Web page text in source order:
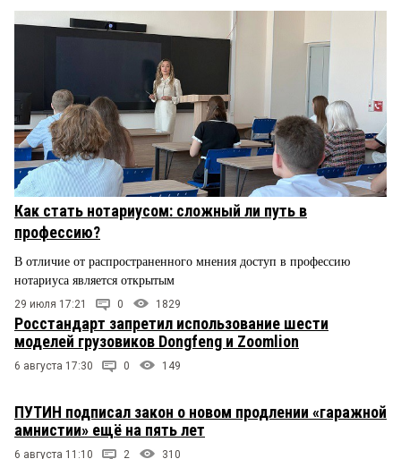
Как стать нотариусом: сложный ли путь в
профессию?
В отличие от распространенного мнения доступ в профессию
нотариуса является открытым
29 июля 17:21 0 1829
Росстандарт запретил использование шести
моделей грузовиков Dongfeng и Zoomlion
6 августа 17:30 0 149
ПУТИН подписал закон о новом продлении «гаражной
амнистии» ещё на пять лет
6 августа 11:10 2 310